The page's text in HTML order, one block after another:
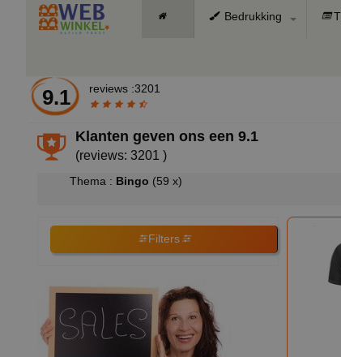
Bedrukking
9.1 reviews :3201
Klanten geven ons een9.1
(reviews: 3201 )
Thema : Bingo (59 x)
Filters